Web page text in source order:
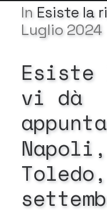
In Esiste la
Luglio 2024
Esiste
vi dà
Napoli,
Toledo,